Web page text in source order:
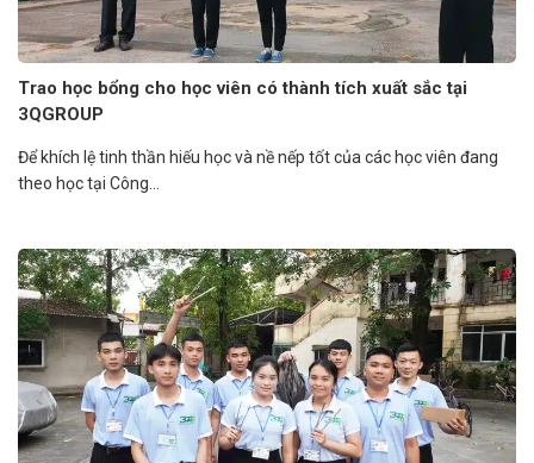
Trao học bổng cho học viên có thành tích xuất sắc tại
3QGROUP
Để khích lệ tinh thần hiếu học và nề nếp tốt của các học viên đang
theo học tại Công...